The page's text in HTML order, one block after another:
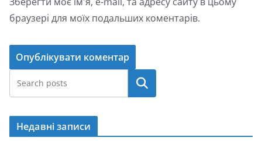
браузері для моїх подальших коментарів.
Пошук
Недавні записи